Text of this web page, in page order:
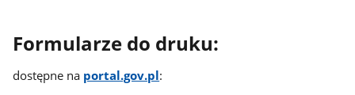
Formularze do druku:
dostępne na portal.gov.pl: